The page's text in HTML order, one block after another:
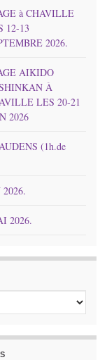
à CHAVILLE
12-13
2026.
AIKIDO
À
LES 20-21
2026
(1h.de
2026.